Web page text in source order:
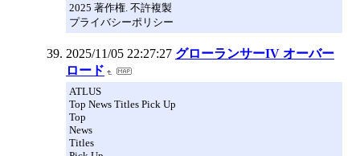
2025 著作権. 不許複製
プライバシーポリシー
2025/11/05 22:27:27 グローランサーIV オーバー
ロード
ATLUS
Top News Titles Pick Up
Top
News
Titles